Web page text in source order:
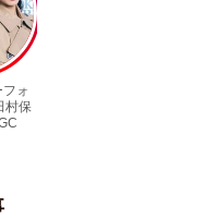
キ！ 「ME:I」MIU＆